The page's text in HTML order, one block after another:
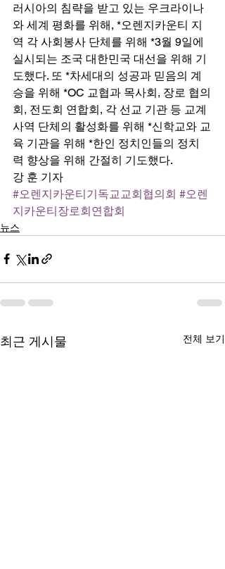
러시아의 침략을 받고 있는 우크라이나
와 세계 평화를 위해, *오렌지카운티 지
역 각 사회봉사 단체를 위해 *3월 9일에
실시되는 조국 대한민국 대선을 위해 기
도했다. 또 *차세대의 성공과 믿음의 계
승을 위해 *OC 교협과 목사회, 장로 협의
회, 전도회 연합회, 각 선교 기관 등 교계
사역 단체의 활성화를 위해 *신학교와 교
육 기관을 위해 *한인 정치인들의 정치
력 향상을 위해 간절히 기도했다.
강 훈 기자
#오렌지카운티기독교교회협의회 #오렌
지카운티장로회연합회
뉴스
최근 게시물 전체 보기